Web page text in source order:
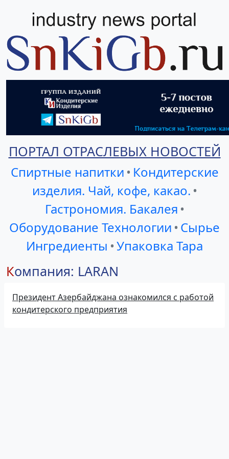
ПОРТАЛ ОТРАСЛЕВЫХ НОВОСТЕЙ
Спиртные напитки • Кондитерские
изделия. Чай, кофе, какао. •
Гастрономия. Бакалея •
Оборудование Технологии • Сырье
Ингредиенты •Упаковка Тара
Компания: LARAN
Президент Азербайджана ознакомился с работой
кондитерского предприятия